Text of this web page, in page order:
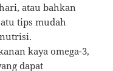
atau bahkan
tips mudah
kaya omega-3,
dapat